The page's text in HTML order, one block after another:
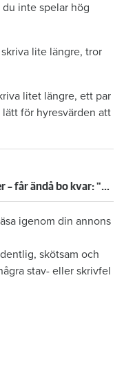
inte spelar hög
lite längre, tror
litet längre, ett par
för hyresvärden att
Sen med hyran 13 gånger – får ändå bo kvar: "Glömde att betala"
igenom din annons
skötsam och
stav- eller skrivfel